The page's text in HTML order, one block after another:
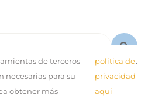
de terceros
necesarias para su
obtener más
política de
privacidad
aquí
.